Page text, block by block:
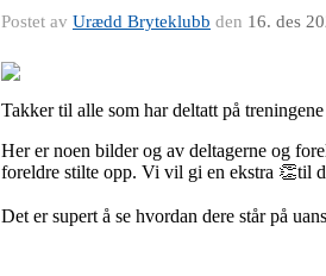
Postet av Urædd Bryteklubb den 16. des
Takker til alle som har deltatt på
Her er noen bilder og av deltagerne og
foreldre stilte opp. Vi vil gi en ekstra 👏til
Det er supert å se hvordan dere står på